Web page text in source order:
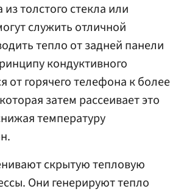
толстого стекла или
служить отличной
тепло от задней панели
кондуктивного
горячего телефона к более
затем рассеивает это
температуру
скрытую тепловую
Они генерируют тепло